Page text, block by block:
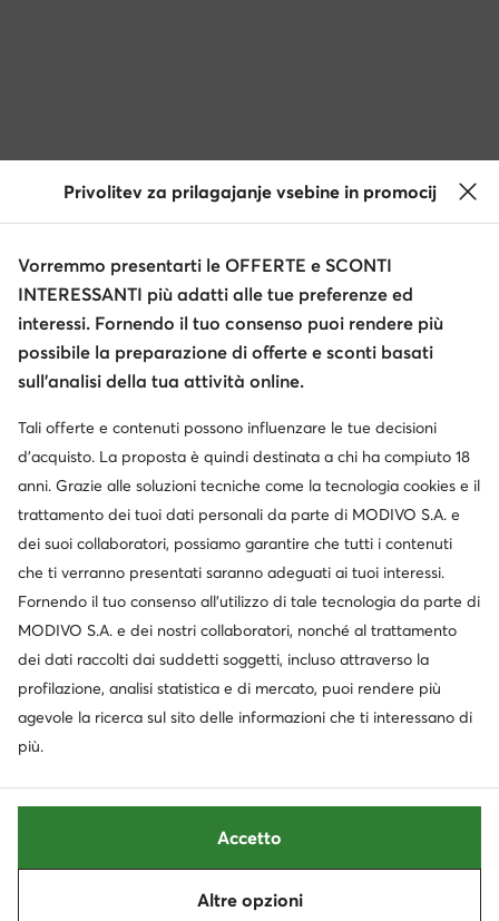
Privolitev za prilagajanje vsebine in promocij
Vorremmo presentarti le OFFERTE e SCONTI
INTERESSANTI più adatti alle tue preferenze ed
interessi. Fornendo il tuo consenso puoi rendere più
possibile la preparazione di offerte e sconti basati
sull’analisi della tua attività online.
Tali offerte e contenuti possono influenzare le tue decisioni
d’acquisto. La proposta è quindi destinata a chi ha compiuto 18
anni. Grazie alle soluzioni tecniche come la tecnologia cookies e il
trattamento dei tuoi dati personali da parte di MODIVO S.A. e
dei suoi collaboratori, possiamo garantire che tutti i contenuti
che ti verranno presentati saranno adeguati ai tuoi interessi.
Fornendo il tuo consenso all’utilizzo di tale tecnologia da parte di
MODIVO S.A. e dei nostri collaboratori, nonché al trattamento
dei dati raccolti dai suddetti soggetti, incluso attraverso la
profilazione, analisi statistica e di mercato, puoi rendere più
agevole la ricerca sul sito delle informazioni che ti interessano di
più.
Altre opzioni
Accetto